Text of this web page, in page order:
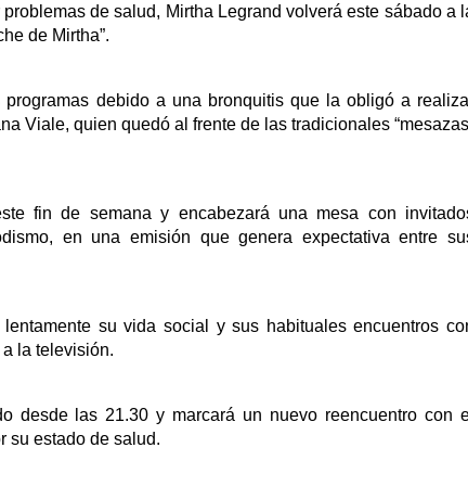
de salud, Mirtha Legrand volverá este sábado a
de Mirtha”.
debido a una bronquitis que la obligó a
Viale, quien quedó al frente de las tradicionales
fin de semana y encabezará una mesa con
en una emisión que genera expectativa entre
su vida social y sus habituales encuentros
la televisión.
desde las 21.30 y marcará un nuevo reencuentro con
su estado de salud.